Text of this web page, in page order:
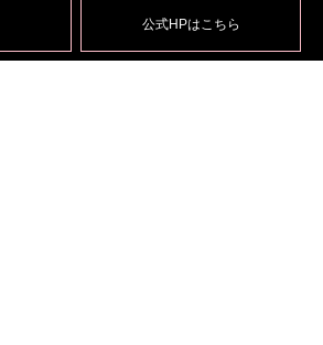
公式HPはこちら